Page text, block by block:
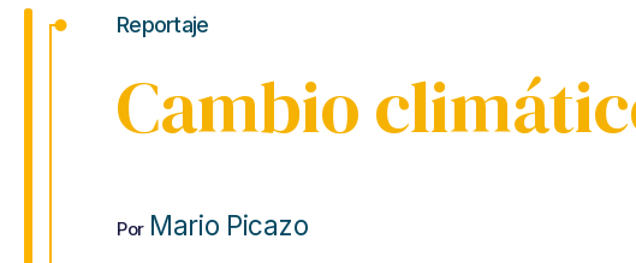
de
Reportaje
Cambio
Por Mario Picazo